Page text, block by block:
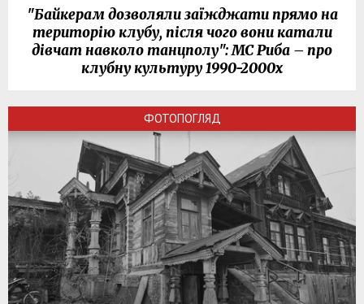
"Байкерам дозволяли заїжджати прямо на
територію клубу, після чого вони катали
дівчат навколо танцполу": МС Риба – про
клубну культуру 1990-2000х
ФОТОПОГЛЯД